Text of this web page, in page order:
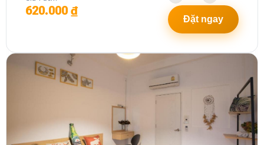
620.000 ₫
Đặt ngay